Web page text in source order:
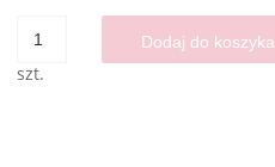
szt.
Dodaj do koszyka